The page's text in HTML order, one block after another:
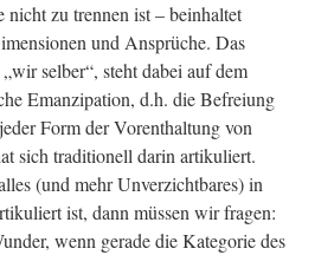
nicht zu trennen ist – beinhaltet
und Ansprüche. Das
selber“, steht dabei auf dem
Emanzipation, d.h. die Befreiung
Form der Vorenthaltung von
sich traditionell darin artikuliert.
(und mehr Unverzichtbares) in
ist, dann müssen wir fragen:
wenn gerade die Kategorie des